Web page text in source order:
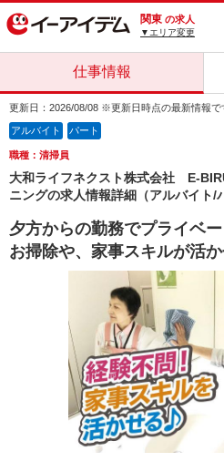
関東 の求人
▼エリア変更
仕事情報
更新日：2026/08/08 ※更新日時点の最新情報で
アルバイト パート
職種：清掃員
大和ライフネクスト株式会社 E-
ニングの求人情報詳細（アルバイト/
夕方からの勤務でプライベ
お掃除や、家事スキルが活